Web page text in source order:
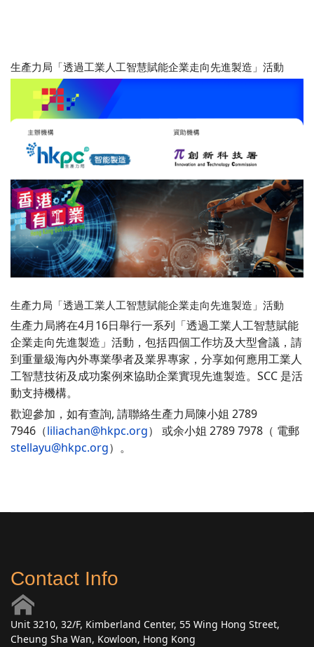
生產力局「透過工業人工智慧賦能企業走向先進製造」活動
生產力局「透過工業人工智慧賦能企業走向先進製造」活動
生產力局將在4月16日舉行一系列「透過工業人工智慧賦能
企業走向先進製造」活動，包括四個工作坊及大型會議，請
到重量級海內外專業學者及業界專家，分享如何應用工業人
工智慧技術及成功案例來協助企業實現先進製造。SCC 是活
動支持機構。
歡迎參加，如有查詢, 請聯絡生產力局陳小姐 2789
7946（liliachan@hkpc.org） 或余小姐 2789 7978（ 電郵
stellayu@hkpc.org）。
Contact Info
Unit 3210, 32/F, Kimberland Center, 55 Wing Hong Street,
Cheung Sha Wan, Kowloon, Hong Kong